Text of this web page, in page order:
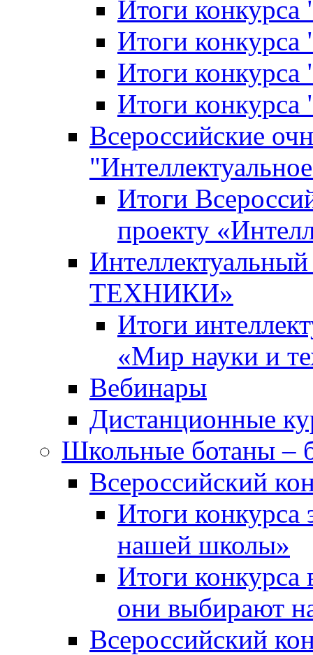
Итоги
Итоги конкурса
Итоги
Итоги
Всероссийские
Итоги
проекту
ТЕХНИКИ»
Итоги
«Мир науки и
Вебинары
Дистанционные
Школьные ботаны –
Всероссийский
Итоги
нашей школы»
Итоги конкурса
они выбирают
Всероссийский